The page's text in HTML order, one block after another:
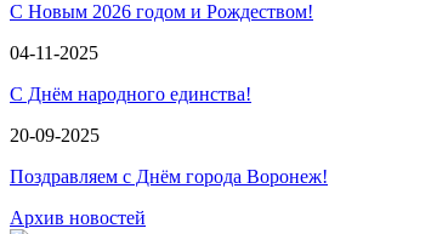
С Новым 2026 годом и Рождеством!
04-11-2025
С Днём народного единства!
20-09-2025
Поздравляем с Днём города Воронеж!
Архив новостей